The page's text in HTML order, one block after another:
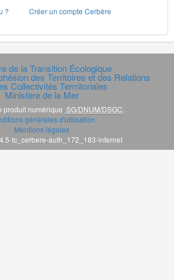
?
Créer un compte Cerbère
de la Transition Écologique
des Territoires et des Relations
Collectivités Terrritoriales
Ministère de la Mer
produit numérique SG/DNUM/DSGC.
générales d'utilisation
Mentions légales
tc_cerbere-auth_172_183-internet